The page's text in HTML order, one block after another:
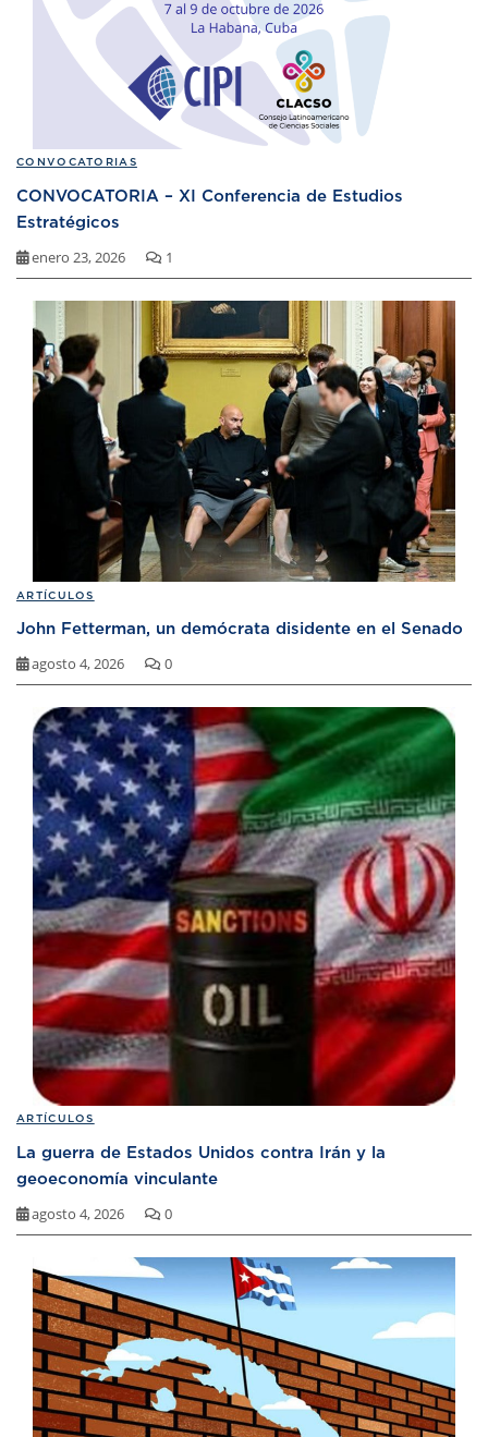
CONVOCATORIAS
CONVOCATORIA – XI Conferencia de Estudios
Estratégicos
enero 23, 2026 1
ARTÍCULOS
John Fetterman, un demócrata disidente en el Senado
agosto 4, 2026 0
ARTÍCULOS
La guerra de Estados Unidos contra Irán y la
geoeconomía vinculante
agosto 4, 2026 0